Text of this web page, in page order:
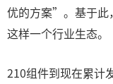
优的方案”。基于此
这样一个行业生态。
210组件到现在累计